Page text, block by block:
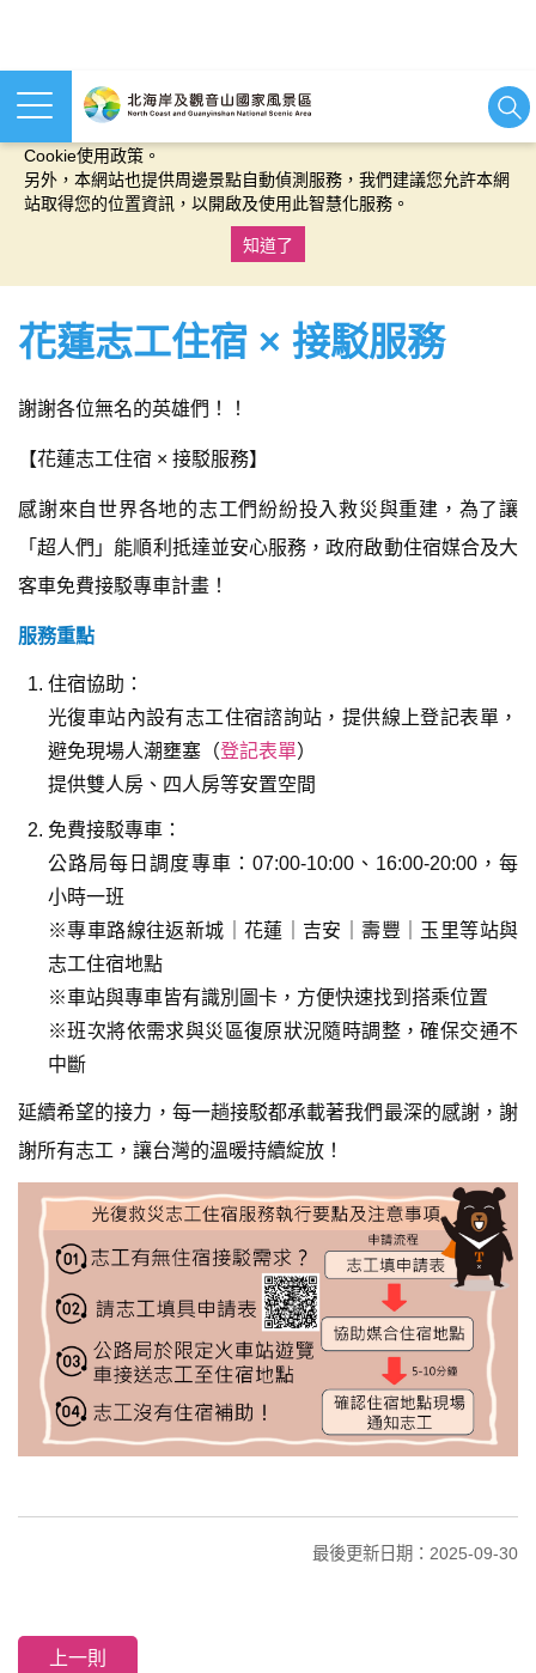
本網站使用cookies等相關技術以持續優化網站服務，並有助於為
Cookie使用政策。
另外，本網站也提供周邊景點自動偵測服務，我們建議您允許本網
站取得您的位置資訊，以開啟及使用此智慧化服務。
知道了
花蓮志工住宿 × 接駁服務
謝謝各位無名的英雄們！！
【花蓮志工住宿 × 接駁服務】
感謝來自世界各地的志工們紛紛投入救災與重建，為了讓
「超人們」能順利抵達並安心服務，政府啟動住宿媒合及大
客車免費接駁專車計畫！
服務重點
住宿協助：
光復車站內設有志工住宿諮詢站，提供線上登記表單，
避免現場人潮壅塞（登記表單）
提供雙人房、四人房等安置空間
免費接駁專車：
公路局每日調度專車：07:00-10:00、16:00-20:00，每
小時一班
※專車路線往返新城｜花蓮｜吉安｜壽豐｜玉里等站與
志工住宿地點
※車站與專車皆有識別圖卡，方便快速找到搭乘位置
※班次將依需求與災區復原狀況隨時調整，確保交通不
中斷
延續希望的接力，每一趟接駁都承載著我們最深的感謝，謝
謝所有志工，讓台灣的溫暖持續綻放！
最後更新日期：2025-09-30
上一則